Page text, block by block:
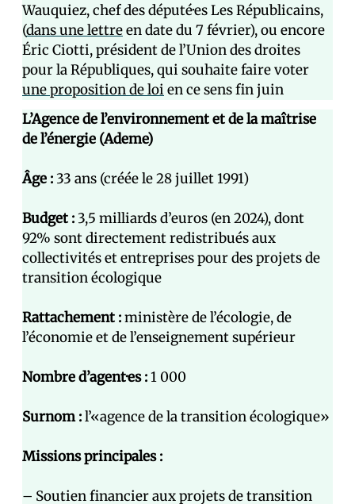
Wauquiez, chef des député·es Les Républicains,
(dans une lettreen date du 7 février), ou encore
Éric Ciotti, président de l’Union des droites
pour la Républiques, qui souhaite faire voter
une proposition de loi en ce sens fin juin
L’Agence de l’environnement et de la maîtrise
de l’énergie (Ademe)
Âge :33 ans (créée le 28 juillet 1991)
Budget :3,5 milliards d’euros (en 2024), dont
92% sont directement redistribués aux
collectivités et entreprises pour des projets de
transition écologique
Rattachement :ministère de l’écologie, de
l’économie et de l’enseignement supérieur
Nombre d’agent·es :1 000
Surnom :l’«agence de la transition écologique»
Missions principales :
– Soutien financier aux projets de transition